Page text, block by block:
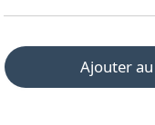
Ajouter